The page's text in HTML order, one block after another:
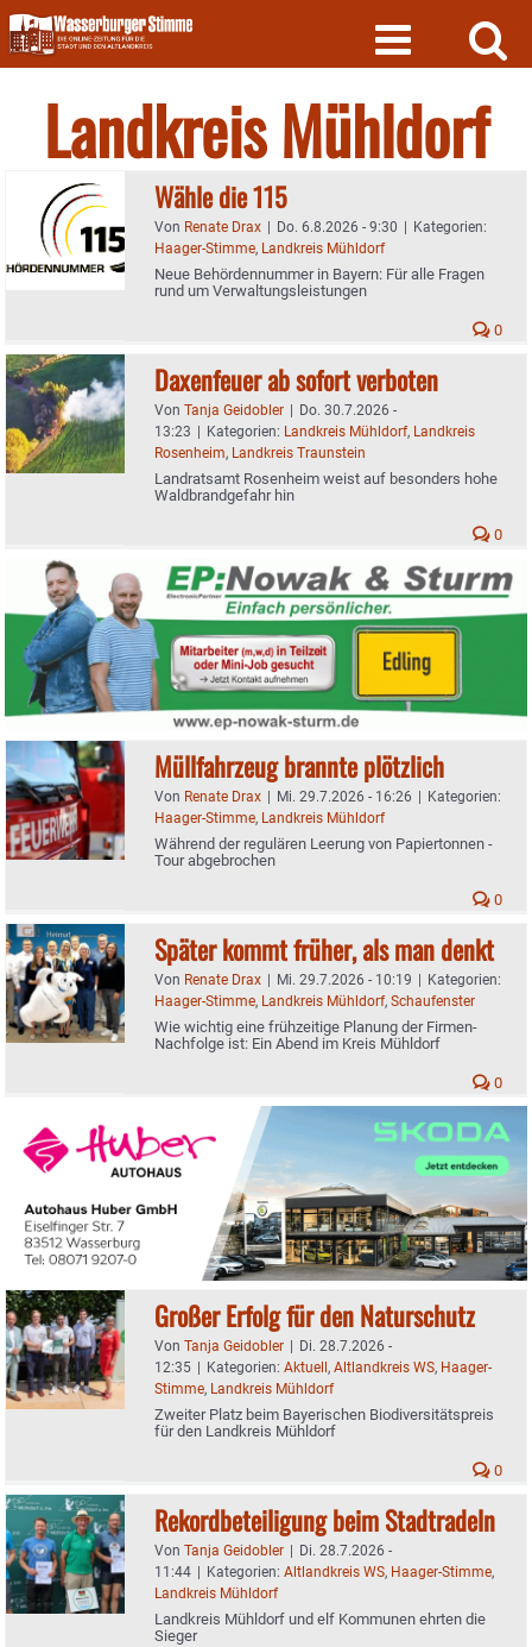
Skip
to
content
Landkreis Mühldorf
Wähle die 115
Von Renate Drax | Do. 6.8.2026 - 9:30 | Kategorien:
Haager-Stimme, Landkreis Mühldorf
Neue Behördennummer in Bayern: Für alle Fragen
rund um Verwaltungsleistungen
0
Daxenfeuer ab sofort verboten
Von Tanja Geidobler | Do. 30.7.2026 -
13:23 | Kategorien: Landkreis Mühldorf, Landkreis
Rosenheim, Landkreis Traunstein
Landratsamt Rosenheim weist auf besonders hohe
Waldbrandgefahr hin
0
Müllfahrzeug brannte plötzlich
Von Renate Drax Mi. 29.7.2026 - 16:26
Kategorien:
Haager-Stimme, Landkreis Mühldorf
Während der regulären Leerung von Papiertonnen -
Tour abgebrochen
0
Später kommt früher, als man denkt
Von Renate Drax Mi. 29.7.2026 - 10:19
Kategorien:
Haager-Stimme, Landkreis Mühldorf, Schaufenster
Wie wichtig eine frühzeitige Planung der Firmen-
Nachfolge ist: Ein Abend im Kreis Mühldorf
0
Großer Erfolg für den Naturschutz
Von Tanja Geidobler
Di. 28.7.2026 -
12:35
Kategorien: Aktuell , Altlandkreis WS, Haager-
Stimme, Landkreis Mühldorf
Zweiter Platz beim Bayerischen Biodiversitätspreis
für den Landkreis Mühldorf
0
Rekordbeteiligung beim Stadtradeln
Von Tanja Geidobler
Di. 28.7.2026 -
11:44
Kategorien: Altlandkreis WS, Haager-Stimme,
Landkreis Mühldorf
Landkreis Mühldorf und elf Kommunen ehrten die
Sieger